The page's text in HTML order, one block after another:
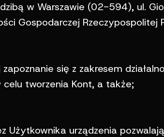
w Warszawie (02-594), ul.
Gospodarczej Rzeczypospolitej
się z zakresem
celu tworzenia Kont, a także;
Użytkownika urządzenia